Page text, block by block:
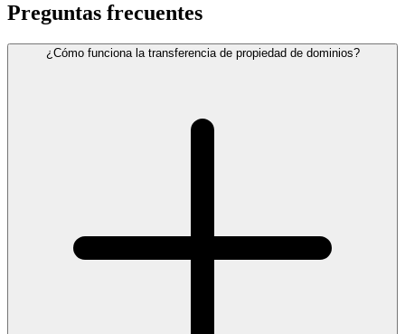
Preguntas frecuentes
¿Cómo funciona la transferencia de propiedad de dominios?